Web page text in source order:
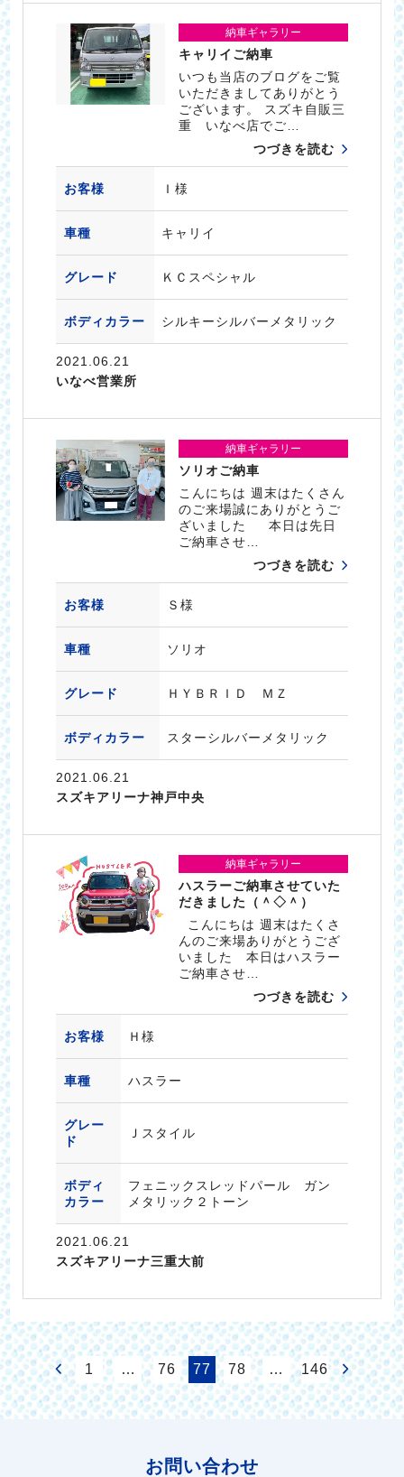
納車ギャラリー
キャリイご納車
いつも当店のブログをご覧
いただきましてありがとう
ございます。 スズキ自販三
重 いなべ店でご…
つづきを読む
お客様 Ｉ様
車種 キャリイ
グレード ＫＣスペシャル
ボディカラー シルキーシルバーメタリック
2021.06.21
いなべ営業所
納車ギャラリー
ソリオご納車
こんにちは 週末はたくさん
のご来場誠にありがとうご
ざいました 本日は先日
ご納車させ…
つづきを読む
お客様 Ｓ様
車種 ソリオ
グレード ＨＹＢＲＩＤ ＭＺ
ボディカラー スターシルバーメタリック
2021.06.21
スズキアリーナ神戸中央
納車ギャラリー
ハスラーご納車させていた
だきました（＾◇＾）
こんにちは 週末はたくさ
んのご来場ありがとうござ
いました 本日はハスラー
ご納車させ…
つづきを読む
お客様 Ｈ様
車種 ハスラー
グレー
ド
Ｊスタイル
ボディ
カラー
フェニックスレッドパール ガン
メタリック２トーン
2021.06.21
スズキアリーナ三重大前
1 … 76 77 78 … 146
お問い合わせ